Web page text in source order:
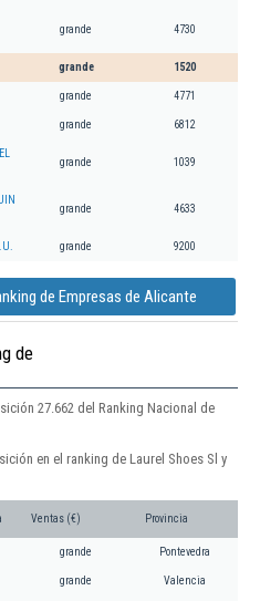
grande 4730
grande 1520
grande 4771
grande 6812
grande 1039
grande 4633
grande 9200
de Empresas de Alicante
de
27.662 del Ranking Nacional de
en el ranking de Laurel Shoes Sl y
Ventas (€) Provincia
grande Pontevedra
grande Valencia